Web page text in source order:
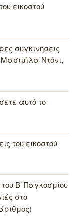
εικοστού
συγκινήσεις
Ντόνι,
αυτό το
του εικοστού
Β’ Παγκοσμίου
στο